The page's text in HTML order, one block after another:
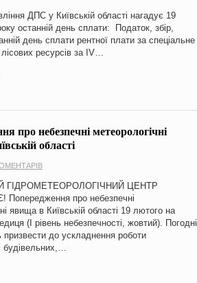
ДПС у Київській області нагадує 19
останній день сплати: Податок, збір,
день сплати рентної плати за спеціальне
ресурсів за ІV…
про небезпечні метеорологічні
області
ГIДРОМЕТЕОРОЛОГIЧНИЙ ЦЕНТР
про небезпечні
явища в Київській області 19 лютого на
(І рівень небезпечності, жовтий). Погодні
до ускладнення роботи
будівельних,…